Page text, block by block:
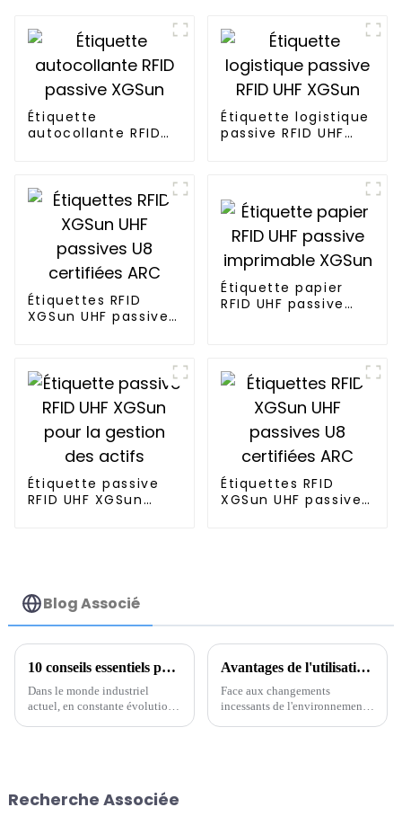
Étiquette
autocollante RFID
Étiquette logistique
passive RFID UHF
Étiquettes RFID
XGSun UHF passives
Étiquette papier
RFID UHF passive
Étiquette passive
RFID UHF XGSun
Étiquettes RFID
XGSun UHF passives
Blog Associé
10 conseils essentiels pour des techniques efficaces de suivi de la localisation des étiquettes RFID
Dans le monde industriel
actuel, en constante évolution,
Avantages de l'utilisation du marquage RFID pour les chaînes d'approvisionnement mondiales
Face aux changements
incessants de l'environnement
Recherche Associée